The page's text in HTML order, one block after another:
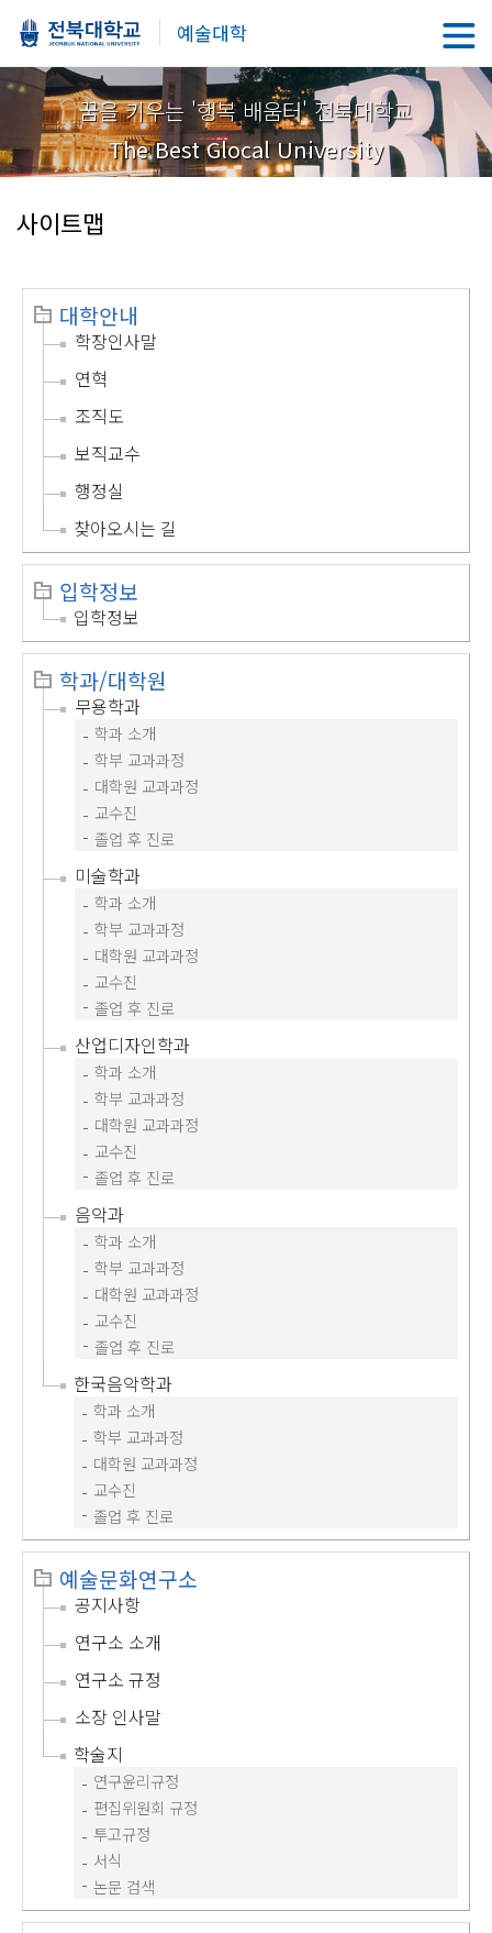
예술대학
꿈을 키우는 '행복 배움터' 전북대학교
The Best Glocal University
사이트맵
대학안내
학장인사말
연혁
조직도
보직교수
행정실
찾아오시는 길
입학정보
입학정보
학과/대학원
무용학과
학과 소개
학부 교과과정
대학원 교과과정
교수진
졸업 후 진로
미술학과
학과 소개
학부 교과과정
대학원 교과과정
교수진
졸업 후 진로
산업디자인학과
학과 소개
학부 교과과정
대학원 교과과정
교수진
졸업 후 진로
음악과
학과 소개
학부 교과과정
대학원 교과과정
교수진
졸업 후 진로
한국음악학과
학과 소개
학부 교과과정
대학원 교과과정
교수진
졸업 후 진로
예술문화연구소
공지사항
연구소 소개
연구소 규정
소장 인사말
학술지
연구윤리규정
편집위원회 규정
투고규정
서식
논문 검색